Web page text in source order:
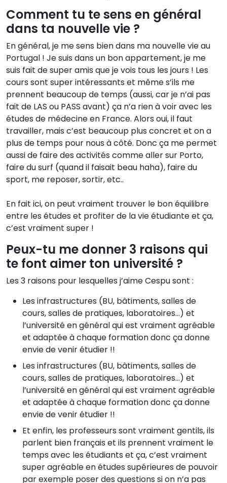
Comment tu te sens en général
dans ta nouvelle vie ?
En général, je me sens bien dans ma nouvelle vie au
Portugal ! Je suis dans un bon appartement, je me
suis fait de super amis que je vois tous les jours ! Les
cours sont super intéressants et même s’ils me
prennent beaucoup de temps (aussi, car je n’ai pas
fait de LAS ou PASS avant) ça n’a rien à voir avec les
études de médecine en France. Alors oui, il faut
travailler, mais c’est beaucoup plus concret et on a
plus de temps pour nous à côté. Donc ça me permet
aussi de faire des activités comme aller sur Porto,
faire du surf (quand il faisait beau haha), faire du
sport, me reposer, sortir, etc..
En fait ici, on peut vraiment trouver le bon équilibre
entre les études et profiter de la vie étudiante et ça,
c’est vraiment super !
Peux-tu me donner 3 raisons qui
te font aimer ton université ?
Les 3 raisons pour lesquelles j’aime Cespu sont :
Les infrastructures (BU, bâtiments, salles de
cours, salles de pratiques, laboratoires…) et
l’université en général qui est vraiment agréable
et adaptée à chaque formation donc ça donne
envie de venir étudier !!
Les infrastructures (BU, bâtiments, salles de
cours, salles de pratiques, laboratoires…) et
l’université en général qui est vraiment agréable
et adaptée à chaque formation donc ça donne
envie de venir étudier !!
Et enfin, les professeurs sont vraiment gentils, ils
parlent bien français et ils prennent vraiment le
temps avec les étudiants et ça, c’est vraiment
super agréable en études supérieures de pouvoir
par exemple poser des questions si on n’a pas